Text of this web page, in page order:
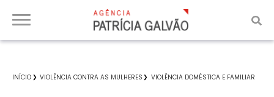
INÍCIO VIOLÊNCIA CONTRA AS MULHERES VIOLÊNCIA DOMÉSTICA E FAMILIAR